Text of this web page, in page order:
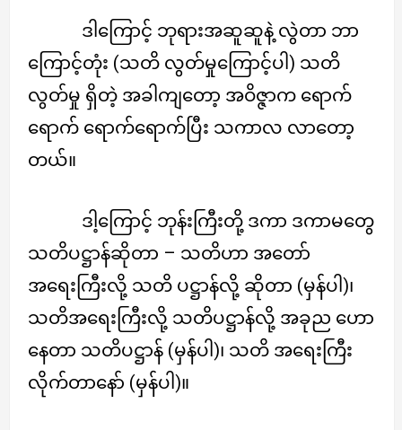
ဒါကြောင့် ဘုရားအဆူဆူနဲ့ လွဲတာ ဘာ
ကြောင့်တုံး (သတိ လွတ်မှုကြောင့်ပါ) သတိ
လွတ်မှု ရှိတဲ့ အခါကျတော့ အဝိဇ္ဇာက ရောက်
ရောက် ရောက်ရောက်ပြီး သကာလ လာတော့
တယ်။
ဒါ့ကြောင့် ဘုန်းကြီးတို့ ဒကာ ဒကာမတွေ
သတိပဋ္ဌာန်ဆိုတာ – သတိဟာ အတော်
အရေးကြီးလို့ သတိ ပဋ္ဌာန်လို့ ဆိုတာ (မှန်ပါ)၊
သတိအရေးကြီးလို့ သတိပဋ္ဌာန်လို့ အခုည ဟော
နေတာ သတိပဋ္ဌာန် (မှန်ပါ)၊ သတိ အရေးကြီး
လိုက်တာနော် (မှန်ပါ)။